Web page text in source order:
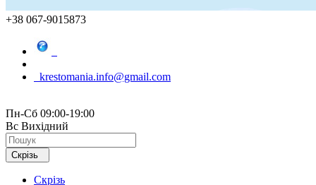
+38 067-9015873
krestomania.info@gmail.com
Пн-Сб 09:00-19:00
Вс Вихідний
Скрізь
Скрізь